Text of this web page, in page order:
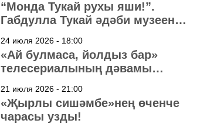
“Монда Тукай рухы яши!”.
Габдулла Тукай әдәби музеена
24 июля 2026 - 18:00
«Ай булмаса, йолдыз бар»
телесериалының дәвамы
21 июля 2026 - 21:00
«Җырлы сишәмбе»нең өченче
чарасы узды!